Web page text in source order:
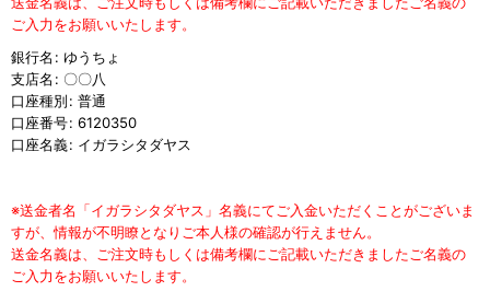
ご入力をお願いいたします。
銀行名 : ゆうちょ
支店名 : 〇〇八
口座種別: 普通
口座番号: 6120350
口座名義: イガラシタダヤス
※送金者名「イガラシタダヤス」名義にてご入金いただくことがございま
すが、情報が不明瞭となりご本人様の確認が行えません。
送金名義は、ご注文時もしくは備考欄にご記載いただきましたご名義の
ご入力をお願いいたします。